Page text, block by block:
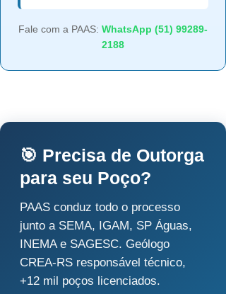
Fale com a PAAS: WhatsApp (51) 99289-
2188
🎯 Precisa de Outorga
para seu Poço?
PAAS conduz todo o processo
junto a SEMA, IGAM, SP Águas,
INEMA e SAGESC. Geólogo
CREA-RS responsável técnico,
+12 mil poços licenciados.